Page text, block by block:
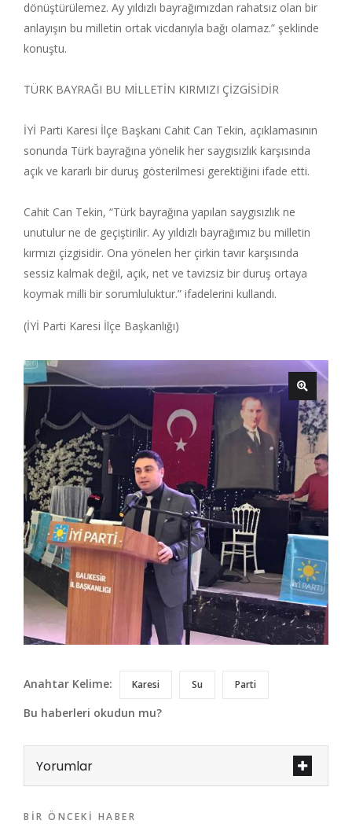
dönüştürülemez. Ay yıldızlı bayrağımızdan rahatsız olan bir
anlayışın bu milletin ortak vicdanıyla bağı olamaz.” şeklinde
konuştu.
TÜRK BAYRAĞI BU MİLLETİN KIRMIZI ÇİZGİSİDİR
İYİ Parti Karesi İlçe Başkanı Cahit Can Tekin, açıklamasının
sonunda Türk bayrağına yönelik her saygısızlık karşısında
açık ve kararlı bir duruş gösterilmesi gerektiğini ifade etti.
Cahit Can Tekin, “Türk bayrağına yapılan saygısızlık ne
unutulur ne de geçiştirilir. Ay yıldızlı bayrağımız bu milletin
kırmızı çizgisidir. Ona yönelen her çirkin tavır karşısında
sessiz kalmak değil, açık, net ve tavizsiz bir duruş ortaya
koymak milli bir sorumluluktur.” ifadelerini kullandı.
(İYİ Parti Karesi İlçe Başkanlığı)
Anahtar Kelime: Karesi Su Parti
Bu haberleri okudun mu?
Yorumlar
BIR ÖNCEKI HABER